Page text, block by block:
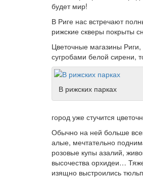
будет мир!
В Риге нас встречают
рижские скверы покрыты
Цветочные магазины Риги,
сугробами белой сирени,
В рижских парках
город уже стучится
Обычно на ней больше
алые, мечтательно
розовые купы азалий,
высочества орхидеи…
изящно выстроились